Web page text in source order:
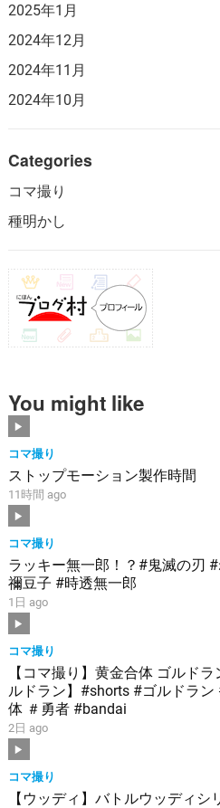
2025年1月
2024年12月
2024年11月
2024年10月
Categories
コマ撮り
種明かし
You might like
コマ撮り
ストップモーション製作時間
11時間 ago
コマ撮り
ラッキー無一郎！？#鬼滅の刃
禰豆子 #時透無一郎
1日 ago
コマ撮り
【コマ撮り】黄金合体 ゴルド
ルドラン】#shorts #ゴルドラ
体 ＃勇者 #bandai
2日 ago
コマ撮り
【ウッディ】バトルウッディシ